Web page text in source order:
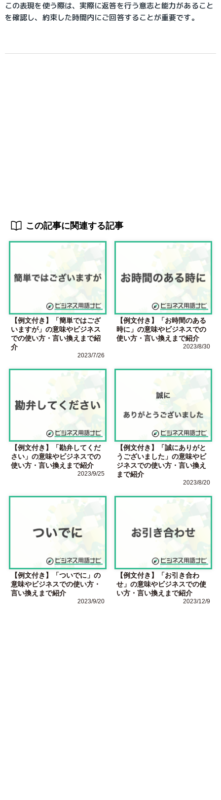
この表現を使う際は、実際に返答を行う意志と能力があること
を確認し、約束した時間内にご回答することが重要です。
この記事に関連する記事
【例文付き】「簡単ではござ
いますが」の意味やビジネス
での使い方・言い換えまで紹
介
2023/7/26
【例文付き】「お時間のある
時に」の意味やビジネスでの
使い方・言い換えまで紹介
2023/8/30
【例文付き】「勘弁してくだ
さい」の意味やビジネスでの
使い方・言い換えまで紹介
2023/9/25
【例文付き】「誠にありがと
うございました」の意味やビ
ジネスでの使い方・言い換え
まで紹介
2023/8/20
【例文付き】「ついでに」の
意味やビジネスでの使い方・
言い換えまで紹介
2023/9/20
【例文付き】「お引き合わ
せ」の意味やビジネスでの使
い方・言い換えまで紹介
2023/12/9